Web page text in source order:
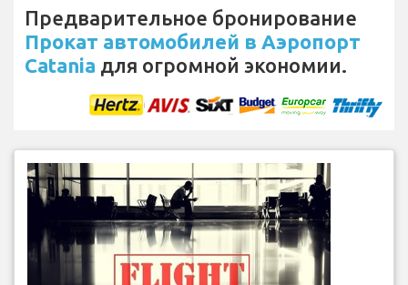
Предварительное бронирование
Прокат автомобилей в Аэропорт
Catania для огромной экономии.